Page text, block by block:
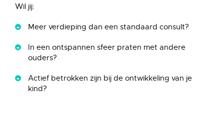
Wil jij:
Meer verdieping dan een standaard consult?
In een ontspannen sfeer praten met andere
ouders?
Actief betrokken zijn bij de ontwikkeling van je
kind?